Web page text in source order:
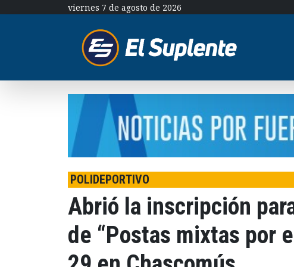
viernes 7 de agosto de 2026
POLIDEPORTIVO
Abrió la inscripción
de “Postas mixtas por